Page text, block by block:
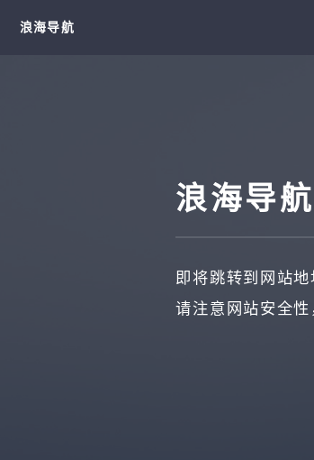
浪海导航
浪海导
即将跳转到网站地
请注意网站安全性